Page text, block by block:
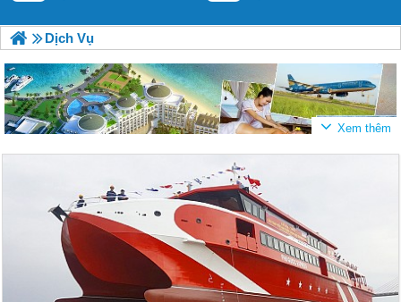
Dịch Vụ
Chuyên cung cấp dịch vụ lữ hành Côn Đảo gồm vé máy bay, vé tàu cao
tốc, cho thuê xe ô tô, hướng dẫn viên tại Côn Đảo.